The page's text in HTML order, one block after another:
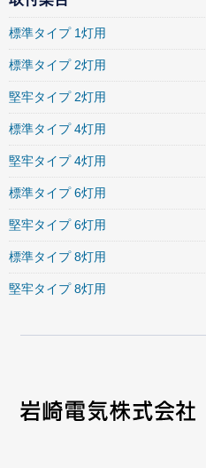
標準タイプ 1灯用
標準タイプ 2灯用
堅牢タイプ 2灯用
標準タイプ 4灯用
堅牢タイプ 4灯用
標準タイプ 6灯用
堅牢タイプ 6灯用
標準タイプ 8灯用
堅牢タイプ 8灯用